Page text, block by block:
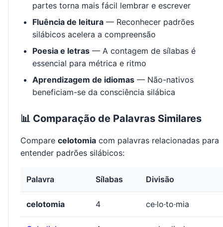
partes torna mais fácil lembrar e escrever
Fluência de leitura — Reconhecer padrões
silábicos acelera a compreensão
Poesia e letras — A contagem de sílabas é
essencial para métrica e ritmo
Aprendizagem de idiomas — Não-nativos
beneficiam-se da consciência silábica
📊 Comparação de Palavras Similares
Compare celotomia com palavras relacionadas para
entender padrões silábicos:
Palavra Sílabas Divisão
celotomia 4 ce·lo·to·mia